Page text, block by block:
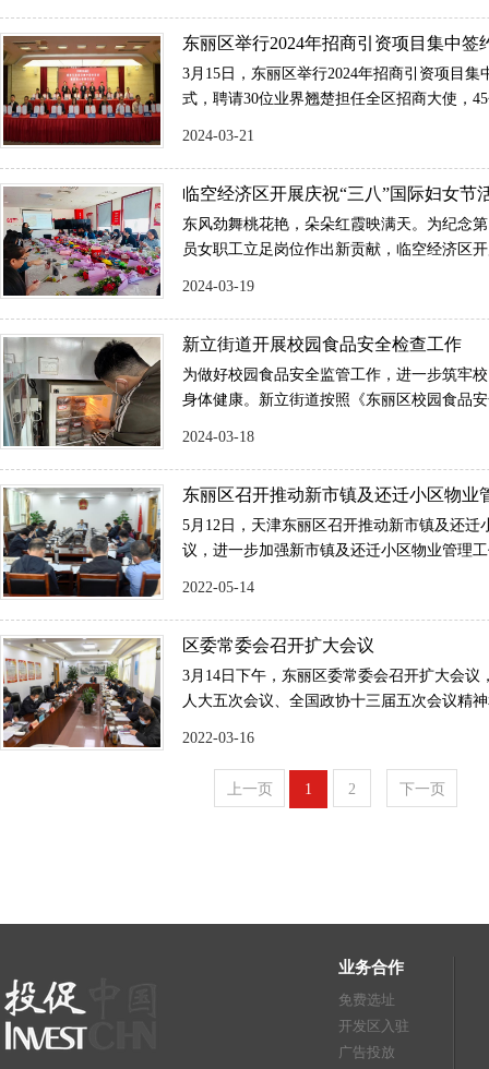
东丽区举行2024年招商引资项目集中签
大使聘任仪式
3月15日，东丽区举行2024年招商引资项目集
式，聘请30位业界翘楚担任全区招商大使，
2024-03-21
临空经济区开展庆祝“三八”国际妇女节
东风劲舞桃花艳，朵朵红霞映满天。为纪念
员女职工立足岗位作出新贡献，临空经济区
2024-03-19
新立街道开展校园食品安全检查工作
为做好校园食品安全监管工作，进一步筑牢
身体健康。新立街道按照《东丽区校园食品
2024-03-18
东丽区召开推动新市镇及还迁小区物业
工作会议
5月12日，天津东丽区召开推动新市镇及还迁
议，进一步加强新市镇及还迁小区物业管理
2022-05-14
区委常委会召开扩大会议
3月14日下午，东丽区委常委会召开扩大会议
人大五次会议、全国政协十三届五次会议精
2022-03-16
上一页 1 2 下一页
业务合作
免费选址
开发区入驻
广告投放